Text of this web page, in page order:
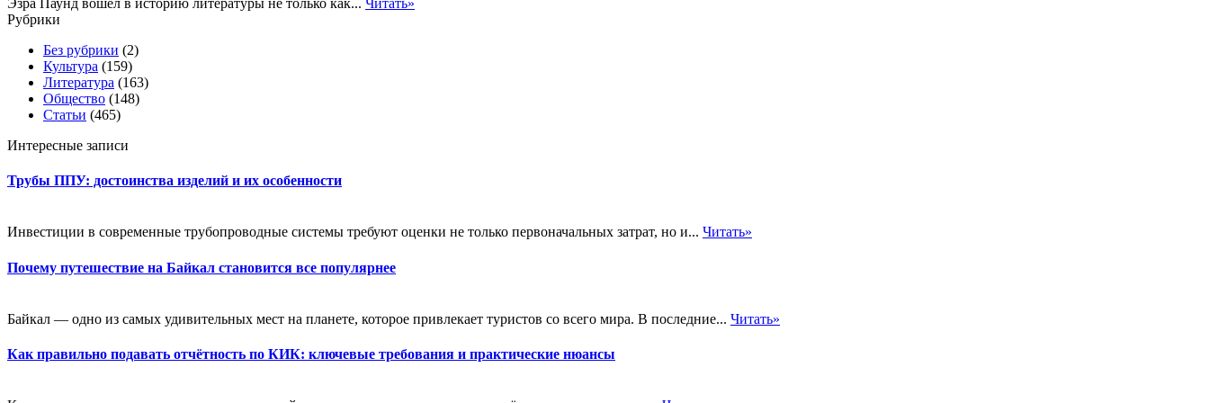
Рубрики
Без рубрики (2)
Культура (159)
Литература (163)
Общество (148)
Статьи (465)
Интересные записи
Трубы ППУ: достоинства изделий и их особенности
Инвестиции в современные трубопроводные системы требуют оценки не только первоначальных затрат, но и... Читать»
Почему путешествие на Байкал становится все популярнее
Байкал — одно из самых удивительных мест на планете, которое привлекает туристов со всего мира. В последние... Читать»
Как правильно подавать отчётность по КИК: ключевые требования и практические нюансы